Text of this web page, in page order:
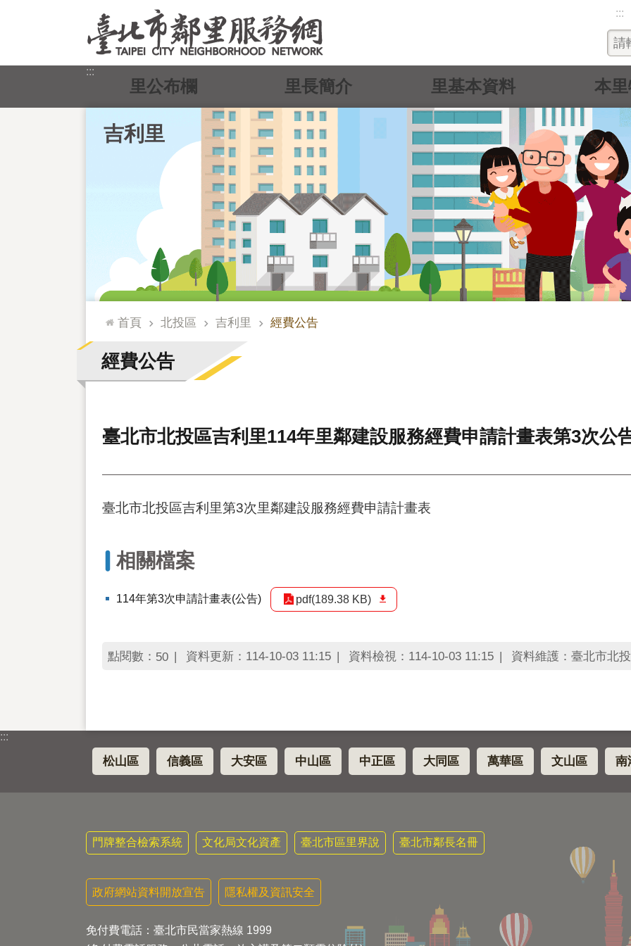
:::
:::
吉利里
里公布欄 里長簡介 里基本資料 本
::: 首頁 北投區 吉利里 經費公告
經費公告
臺北市北投區吉利里114年里鄰建設服務經費申請計畫表第3次公
臺北市北投區吉利里第3次里鄰建設服務經費申請計畫表
相關檔案
114年第3次申請計畫表(公告) pdf(189.38 KB)
點閱數： 50 資料更新：114-10-03 11:15 資料檢視：114-10-03 11:15 資料維護：臺北市北
:::
松山區 信義區 大安區 中山區 中正區 大同區 萬華區 文山區 南
門牌整合檢索系統 文化局文化資產 臺北市區里界說 臺北市鄰長名冊
政府網站資料開放宣告 隱私權及資訊安全
免付費電話：臺北市民當家熱線 1999